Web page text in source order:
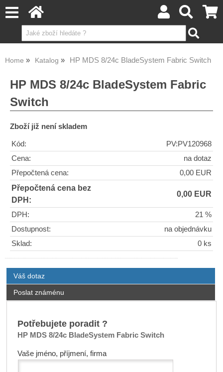
Home Katalog HP MDS 8/24c BladeSystem Fabric Switch
HP MDS 8/24c BladeSystem Fabric
Switch
Zboží již není skladem
Kód:
PV:PV120968
Cena:
na dotaz
Přepočtená cena:
0,00 EUR
Přepočtená cena bez
DPH:
0,00 EUR
DPH:
21 %
Dostupnost:
na objednávku
Sklad:
0 ks
Váš dotaz
Poslat známénu
Potřebujete poradit ?
HP MDS 8/24c BladeSystem Fabric Switch
Vaše jméno, příjmení, firma